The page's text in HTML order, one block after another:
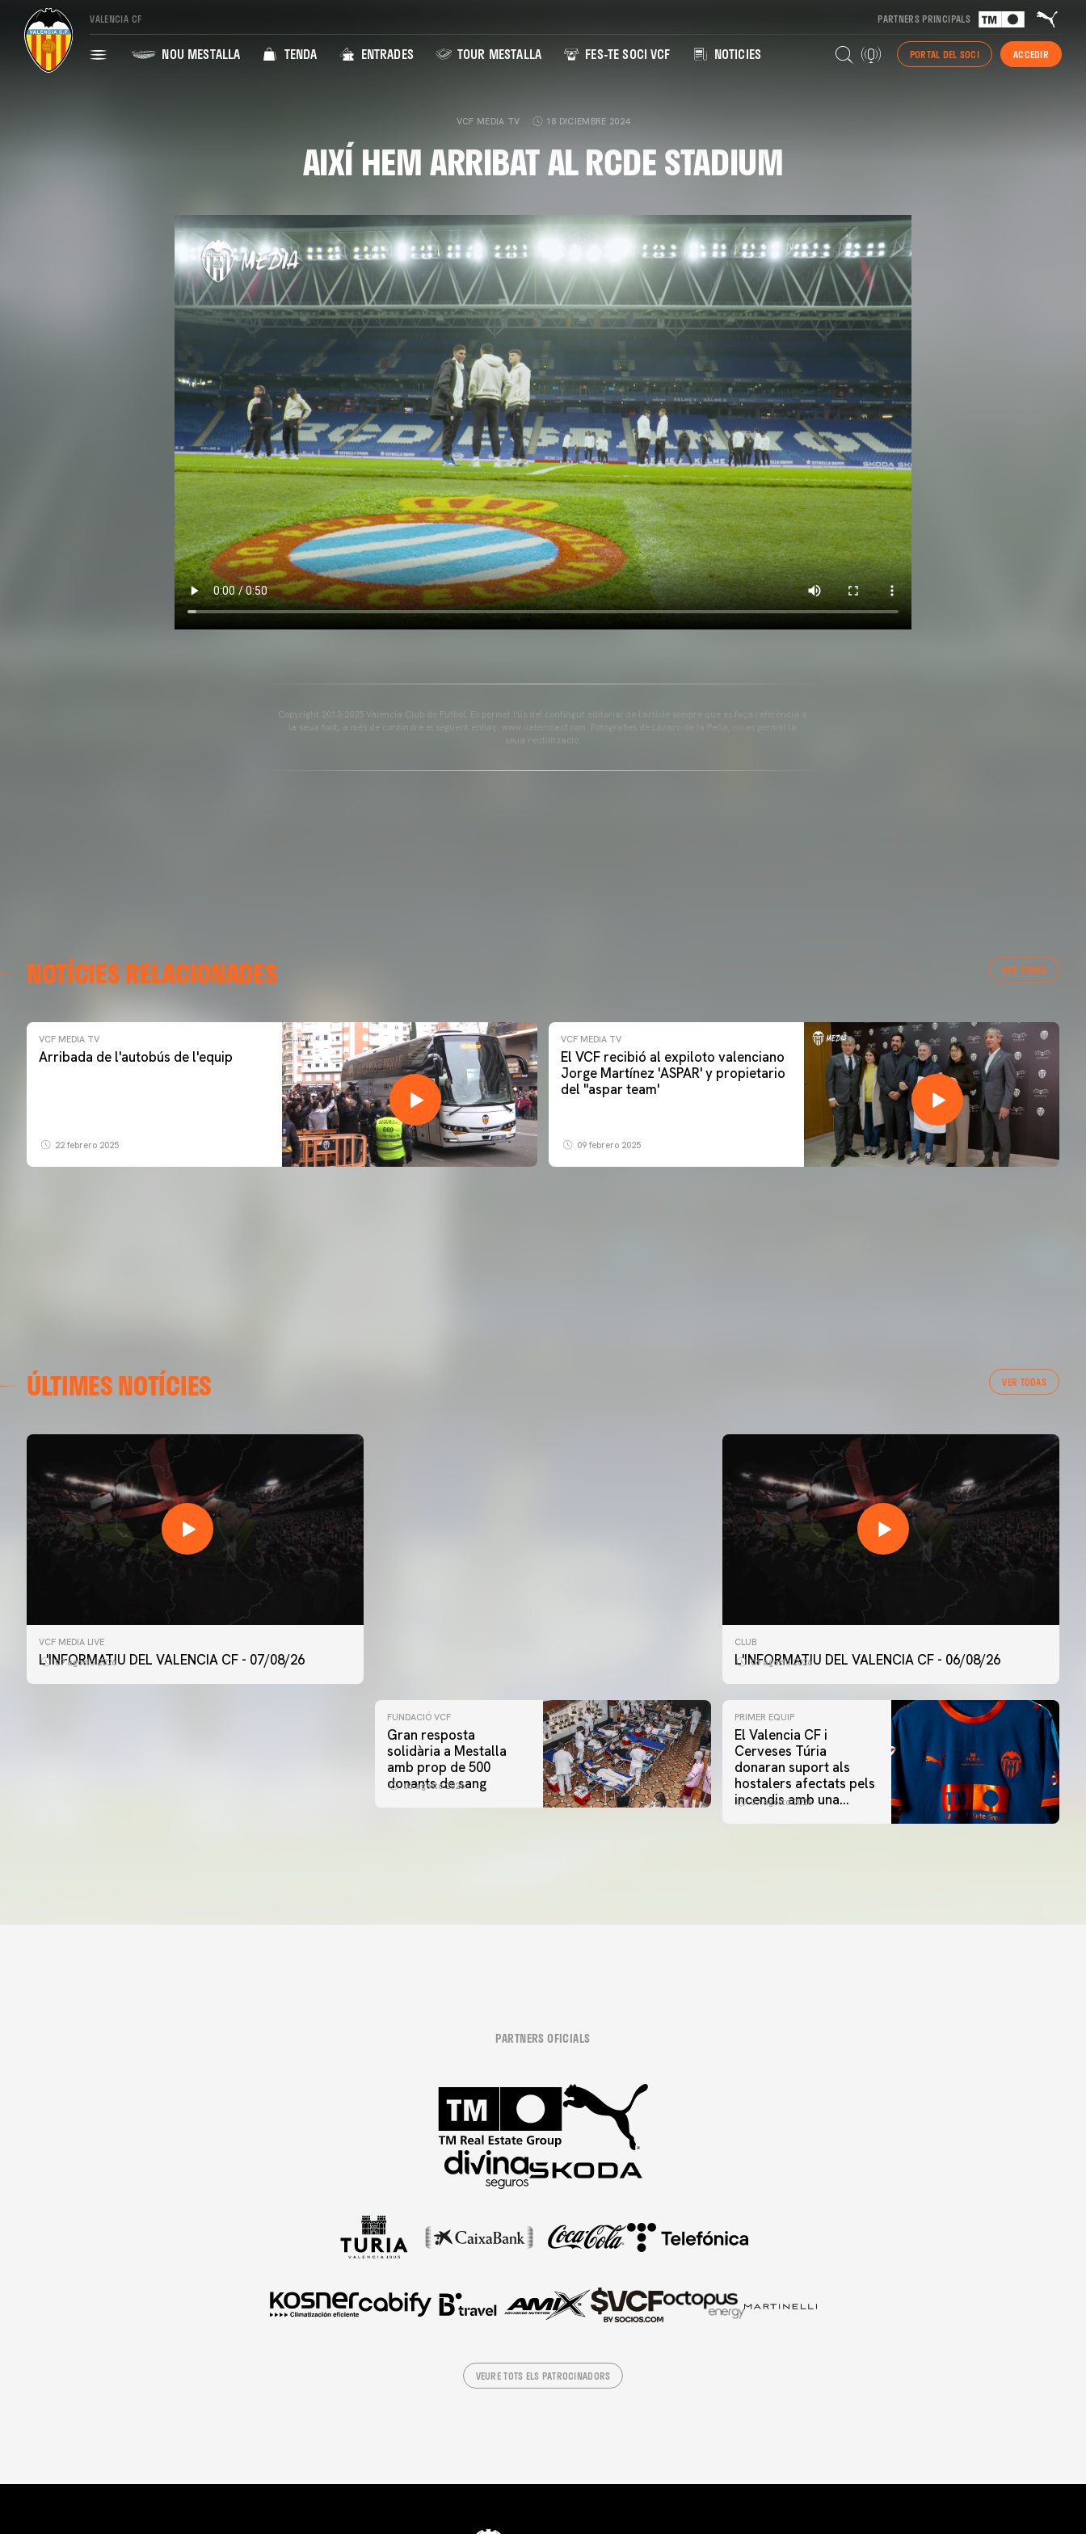
VALENCIA CF PARTNERS PRINCIPALS
NOU MESTALLA TENDA ENTRADES TOUR MESTALLA FES-TE SOCI VCF NOTICIES PORTAL DEL SOCI ACCEDIR
VCF MEDIA TV 18 DICIEMBRE 2024
AIXÍ HEM ARRIBAT AL RCDE STADIUM
Copyright 2013-2025 Valencia Club de Futbol. Es permet l'ús del contingut editorial de l'article sempre que es faça referència a
la seua font, a més de contindre el següent enllaç: www.valenciacf.com. Fotografies de Lázaro de la Peña, no es permet la
seua reutilització.
NOTÍCIES RELACIONADES VER TODAS
VCF MEDIA TV
Arribada de l'autobús de l'equip
22 febrero 2025
VCF MEDIA TV
El VCF recibió al expiloto valenciano
Jorge Martínez 'ASPAR' y propietario
del ''aspar team'
09 febrero 2025
ÚLTIMES NOTÍCIES VER TODAS
VCF MEDIA LIVE
L'INFORMATIU DEL VALENCIA CF - 07/08/26
07 agosto 2026
CLUB
L'INFORMATIU DEL VALENCIA CF - 06/08/26
06 agosto 2026
PRIMER EQUIP
ENTRENAMENT DEL VALENCIA CF 6/8/2026
FUNDACIÓ VCF
Gran resposta
solidària a Mestalla
amb prop de 500
donants de sang
06 agosto 2026
PRIMER EQUIP
El Valencia CF i
Cerveses Túria
donaran suport als
hostalers afectats pels
incendis amb una
07 agosto 2026
PARTNERS OFICIALS
VEURE TOTS ELS PATROCINADORS